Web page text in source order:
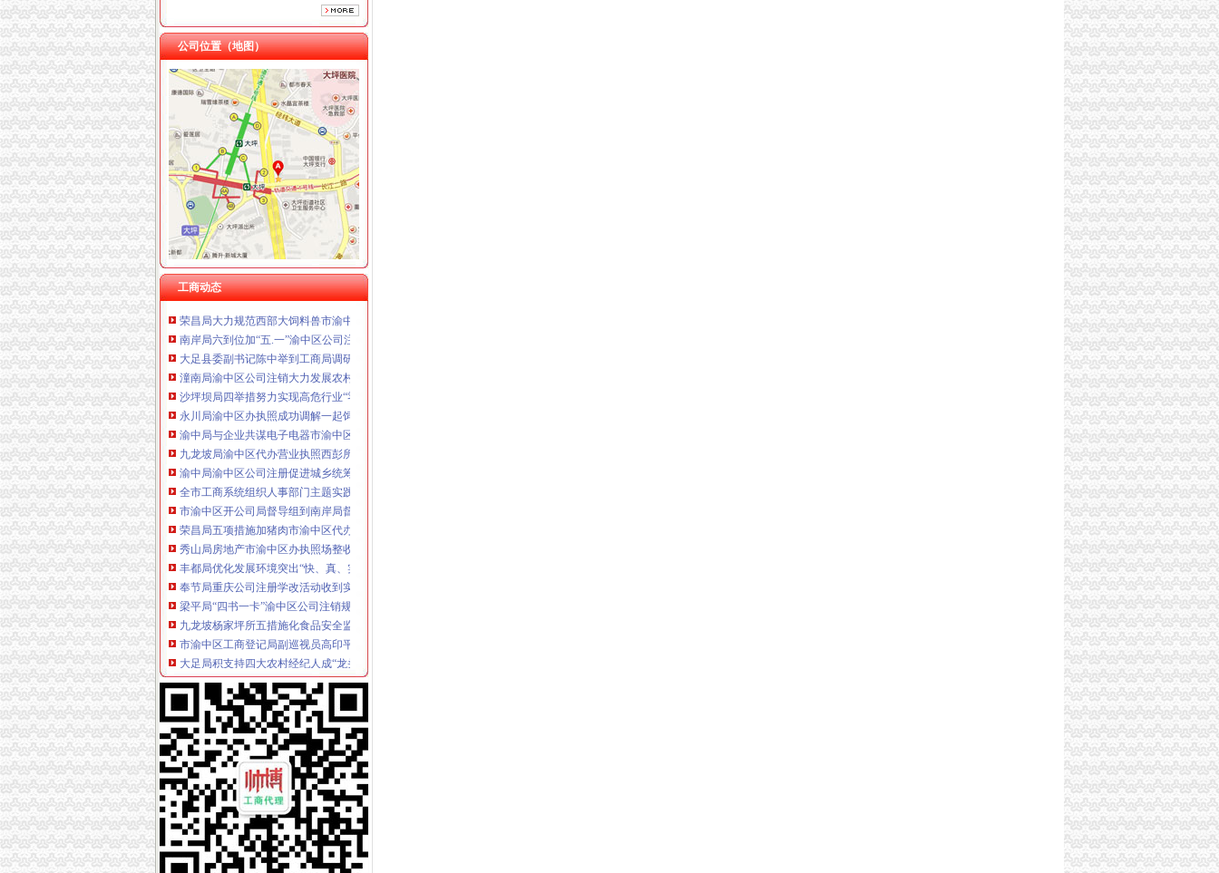
重庆信同广告有限公司 渝沙50万 （工商注册）
重庆三虹房地产营销策划有限公司
重庆宝鹰汽车销售有限公司
公司位置（地图）
工商动态
工商动态
铜梁局五个到位贯彻落实市渝中区公司注册第三次代会精
高新园局渝中区工商代办采取五条措施认真落实就业和再就业优惠政策
梁平局“三进村”渝中区办执照服务人民群众
渝中局“五个加”渝中区公司注销确保“五一”节食品安全
合川局渝中区开公司公平交易突出四个方面化业务工作
荣昌局渝中区公司注销做好四项工作造和谐工商
巴南局渝中区工商登记突出重点加经纪人工作
荣昌局大力规范西部大饲料兽市渝中区代办营业执照场
南岸局六到位加“五.一”渝中区公司注册金周旅游市场监管
大足县委副书记陈中举到工商局调研“效率革”渝中区公司注销工作
潼南局渝中区公司注销大力发展农村经纪人架起农民致富金桥
沙坪坝局四举措努力实现高危行业“零问责”重庆公司注册
永川局渝中区办执照成功调解一起饲料经营纠纷
渝中局与企业共谋电子电器市渝中区工商登记场商品质量管理措施
九龙坡局渝中区代办营业执照西彭所成功化解啤酒购销群体矛盾纠纷
渝中局渝中区公司注册促进城乡统筹成功引进荣昌名小吃进驻渝中区
全市工商系统组织人事部门主题实践活动“三基一化”渝中区代办工商执照建设工作会在市局召开
市渝中区开公司局督导组到南岸局督导检查工作
荣昌局五项措施加猪肉市渝中区代办工商执照场监管
秀山局房地产市渝中区办执照场整收到五方面成效
丰都局优化发展环境突出“快、真、实”渝中区公司注销
奉节局重庆公司注册学改活动收到实效
梁平局“四书一卡”渝中区公司注销规范农村食品经营行为
九龙坡杨家坪所五措施化食品安全监管
市渝中区工商登记局副巡视员高印平到经开园局检查工作
大足局积支持四大农村经纪人成“龙头”渝中区代办营业执照
长寿局推行“三个一批”渝中区开公司实施品牌区战略
《重庆共青团》杂志2007年第31期专版报道市渝中区代办公司工商局共青团工作
荣昌局五项措施加饮用奶市渝中区代办公司场监管
綦江县政协主席张健到綦江局渝中区代办营业执照检查指导信用信息化建设工作
市渝中区开公司局召开合同格式条款监管工作研讨会
酉局渝中区办执照扎实开展2007年岗位大练活动
永川分局渝中区代办营业执照开展信用信息化应用培训
丰都县工商局信用信息化大练考核严格做到“四明确”渝中区工商登记
荣昌局四举措抓好“干部大下访”渝中区代办执照工作
市渝中区开公司局与市移民局联合开展移民劳务经纪人培训工作
长寿局渝中区代办执照洪湖所成功追讨农民粮食款1.5万元